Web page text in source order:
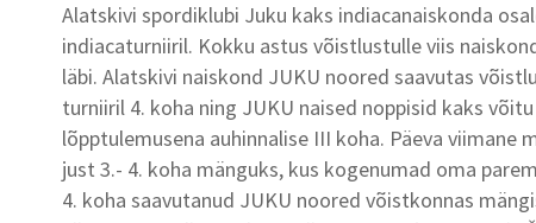
Alatskivi spordiklubi Juku kaks indiacanaiskonda
indiacaturniiril. Kokku astus võistlustulle viis
läbi. Alatskivi naiskond JUKU noored saavutas
turniiril 4. koha ning JUKU naised noppisid kaks
lõpptulemusena auhinnalise III koha. Päeva viimane
just 3.- 4. koha mänguks, kus kogenumad oma
4. koha saavutanud JUKU noored võistkonnas